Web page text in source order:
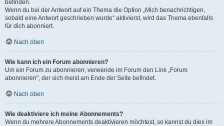
befinden.
Wenn du bei der Antwort auf ein Thema die Option „Mich benachrichtigen,
sobald eine Antwort geschrieben wurde“ aktivierst, wird das Thema ebenfalls
für dich abonniert.
Nach oben
Wie kann ich ein Forum abonnieren?
Um ein Forum zu abonnieren, verwende im Forum den Link „Forum
abonnieren“, der sich meist am Ende der Seite befindet.
Nach oben
Wie deaktiviere ich meine Abonnements?
Wenn du mehrere Abonnements deaktivieren möchtest, so kannst du dies im